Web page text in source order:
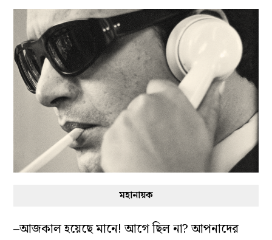
মহানায়ক
–আজকাল হয়েছে মানে! আগে ছিল না? আপনাদের